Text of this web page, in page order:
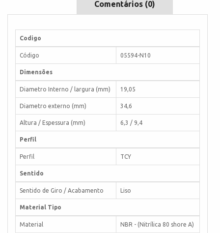
Comentários (0)
Codigo
Código 05594-N10
Dimensões
Diametro Interno / largura (mm) 19,05
Diametro externo (mm) 34,6
Altura / Espessura (mm) 6,3 / 9,4
Perfil
Perfil TCY
Sentido
Sentido de Giro / Acabamento Liso
Material Tipo
Material NBR - (Nitrílica 80 shore A)